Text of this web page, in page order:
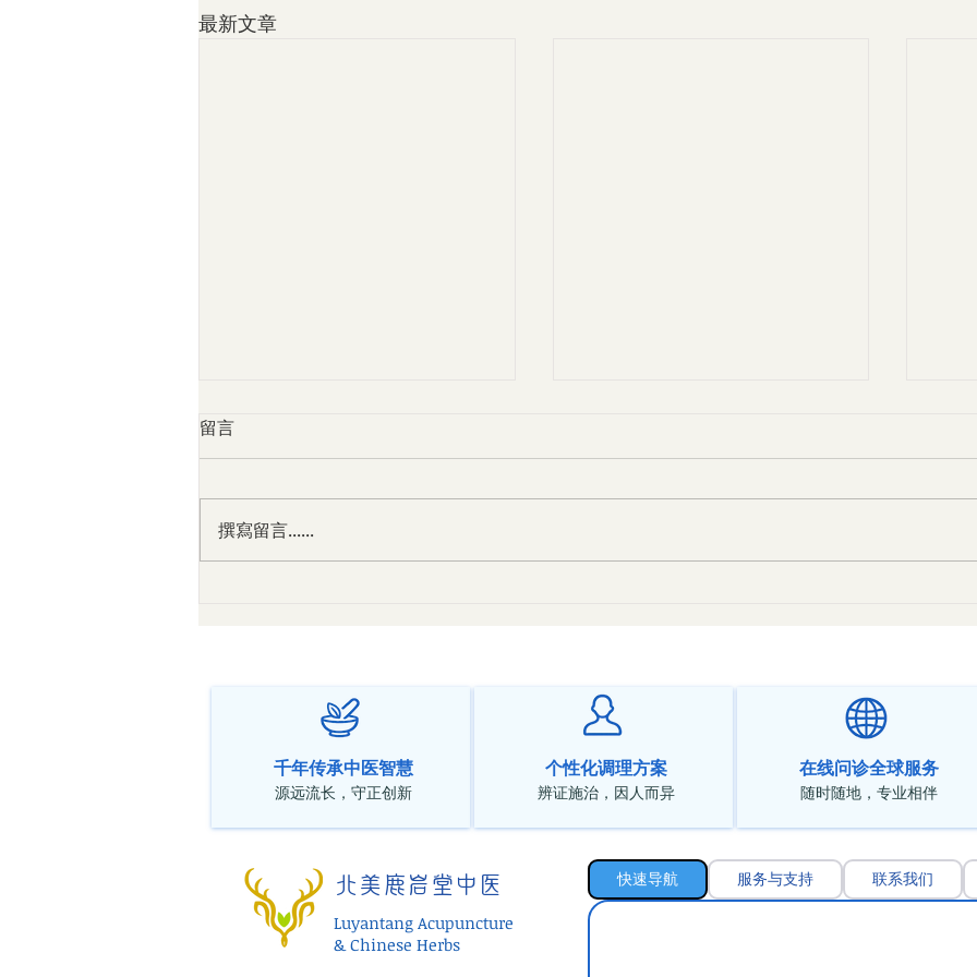
最新文章
留言
撰寫留言......
千年传承中医智慧
源远流长，守正创新
个性化调理方案
辨证施治，因人而异
在线问诊全球服务
随时随地，专业相伴
北美鹿岩堂中医
Luyantang Acupuncture
& Chinese Herbs
快速导航 服务与支持 联系我们